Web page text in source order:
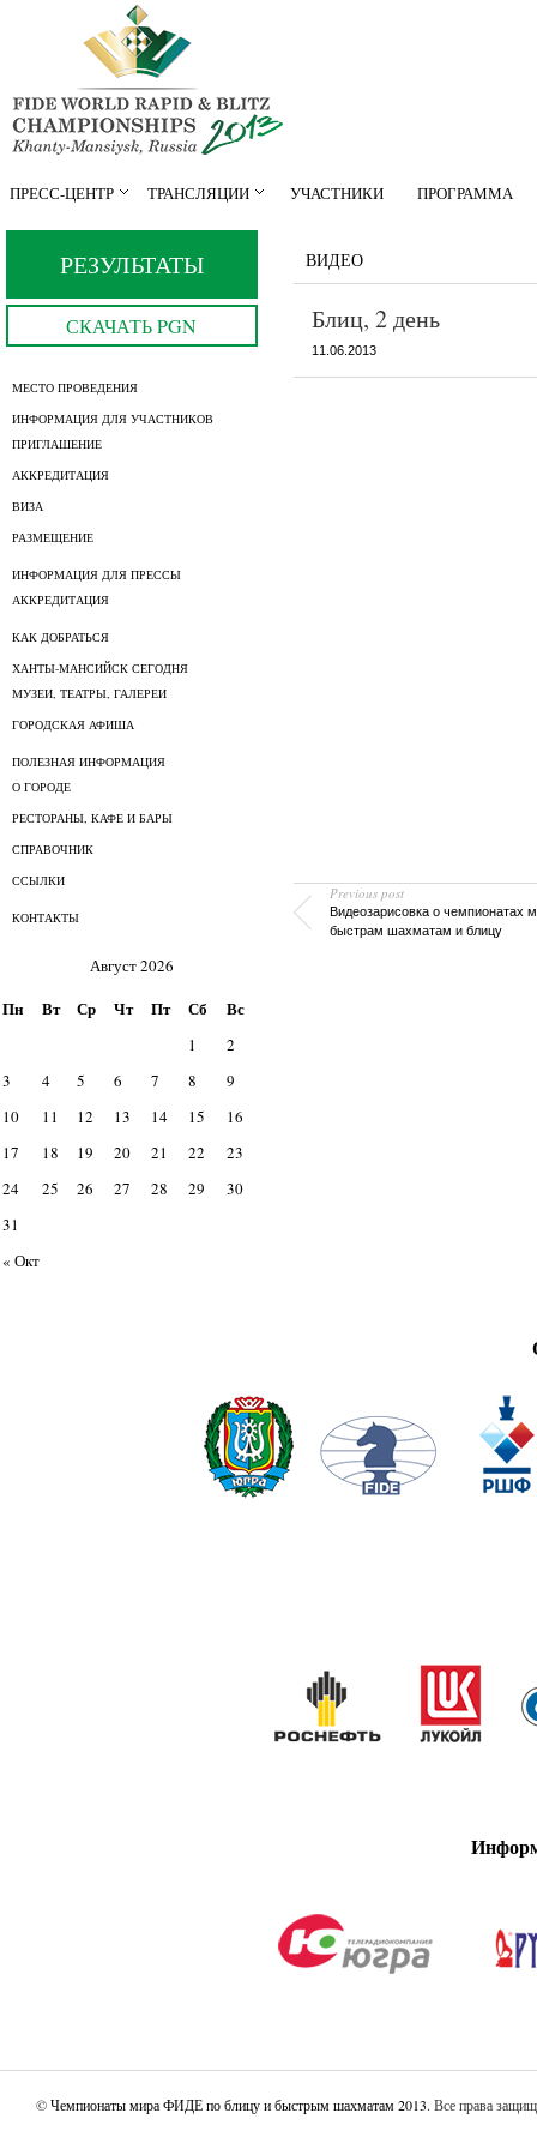
ПРЕСС-ЦЕНТР ТРАНСЛЯЦИИ УЧАСТНИКИ ПРОГРАММА
РЕЗУЛЬТАТЫ
СКАЧАТЬ PGN
МЕСТО ПРОВЕДЕНИЯ
ИНФОРМАЦИЯ ДЛЯ УЧАСТНИКОВ
ПРИГЛАШЕНИЕ
АККРЕДИТАЦИЯ
ВИЗА
РАЗМЕЩЕНИЕ
ИНФОРМАЦИЯ ДЛЯ ПРЕССЫ
АККРЕДИТАЦИЯ
КАК ДОБРАТЬСЯ
ХАНТЫ-МАНСИЙСК СЕГОДНЯ
МУЗЕИ, ТЕАТРЫ, ГАЛЕРЕИ
ГОРОДСКАЯ АФИША
ПОЛЕЗНАЯ ИНФОРМАЦИЯ
О ГОРОДЕ
РЕСТОРАНЫ, КАФЕ И БАРЫ
СПРАВОЧНИК
ССЫЛКИ
КОНТАКТЫ
Август 2026
Пн Вт Ср Чт Пт Сб Вс
« Окт
1
2
3
4 5 6 7 8
9
10
11 12 13 14 15
16
17
18 19 20 21 22
23
24
25 26 27 28 29
30
31
ВИДЕО
Блиц, 2 день
11.06.2013
Previous post
Видеозарисовка о чемпионатах
быстрам шахматам и блицу
©Чемпионаты мира ФИДЕ по блицу и быстрым шахматам 2013. Все права